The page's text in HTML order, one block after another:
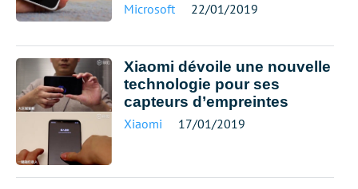
Microsoft 22/01/2019
Xiaomi dévoile une nouvelle
technologie pour ses
capteurs d’empreintes
Xiaomi 17/01/2019